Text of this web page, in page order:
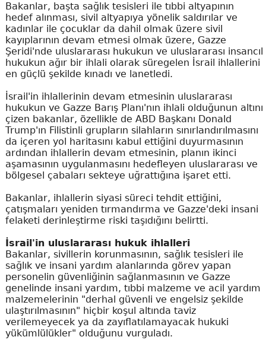
Bakanlar, başta sağlık tesisleri ile tıbbi altyapının
hedef alınması, sivil altyapıya yönelik saldırılar ve
kadınlar ile çocuklar da dahil olmak üzere sivil
kayıplarının devam etmesi olmak üzere, Gazze
Şeridi'nde uluslararası hukukun ve uluslararası insancıl
hukukun ağır bir ihlali olarak süregelen İsrail ihlallerini
en güçlü şekilde kınadı ve lanetledi.
İsrail'in ihlallerinin devam etmesinin uluslararası
hukukun ve Gazze Barış Planı'nın ihlali olduğunun altını
çizen bakanlar, özellikle de ABD Başkanı Donald
Trump'ın Filistinli grupların silahların sınırlandırılmasını
da içeren yol haritasını kabul ettiğini duyurmasının
ardından ihlallerin devam etmesinin, planın ikinci
aşamasının uygulanmasını hedefleyen uluslararası ve
bölgesel çabaları sekteye uğrattığına işaret etti.
Bakanlar, ihlallerin siyasi süreci tehdit ettiğini,
çatışmaları yeniden tırmandırma ve Gazze'deki insani
felaketi derinleştirme riski taşıdığını belirtti.
İsrail'in uluslararası hukuk ihlalleri
Bakanlar, sivillerin korunmasının, sağlık tesisleri ile
sağlık ve insani yardım alanlarında görev yapan
personelin güvenliğinin sağlanmasının ve Gazze
genelinde insani yardım, tıbbi malzeme ve acil yardım
malzemelerinin "derhal güvenli ve engelsiz şekilde
ulaştırılmasının" hiçbir koşul altında taviz
verilemeyecek ya da zayıflatılamayacak hukuki
yükümlülükler" olduğunu vurguladı.